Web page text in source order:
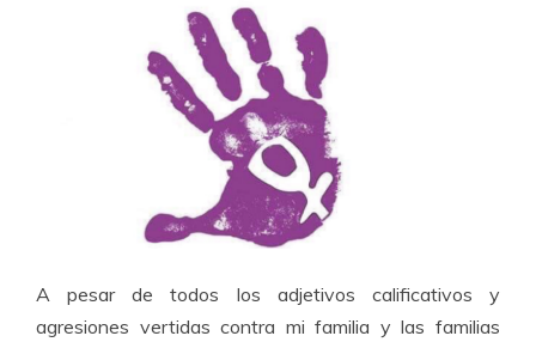
A pesar de todos los adjetivos calificativos y
agresiones vertidas contra mi familia y las familias